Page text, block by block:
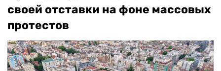
своей отставки на фоне массовых
протестов